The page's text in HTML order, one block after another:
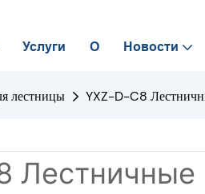
Услуги О Новости
лестницы YXZ-D-C8